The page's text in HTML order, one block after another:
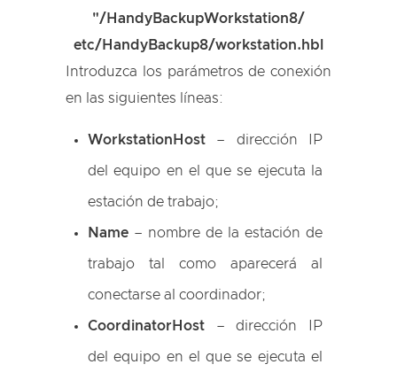
"/HandyBackupWorkstation8/
etc/HandyBackup8/workstation.hbl
Introduzca los parámetros de conexión
en las siguientes líneas:
WorkstationHost – dirección IP
del equipo en el que se ejecuta la
estación de trabajo;
Name – nombre de la estación de
trabajo tal como aparecerá al
conectarse al coordinador;
CoordinatorHost – dirección IP
del equipo en el que se ejecuta el